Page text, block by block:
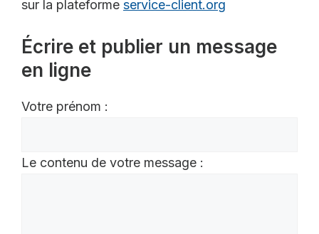
sur la plateforme service-client.org
Écrire et publier un message
en ligne
Votre prénom :
Le contenu de votre message :